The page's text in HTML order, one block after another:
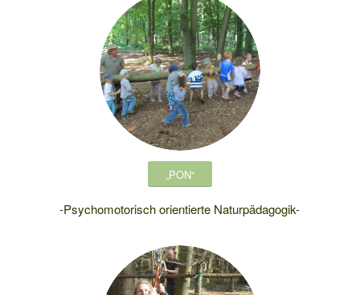
„PON“
-Psychomotorisch orientierte Naturpädagogik-